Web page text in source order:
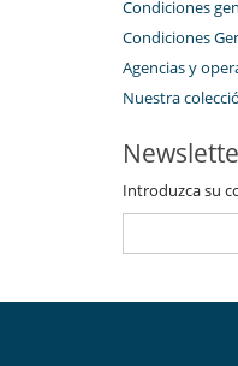
Condiciones
Condiciones
Agencias y
Nuestra
Introduzca su